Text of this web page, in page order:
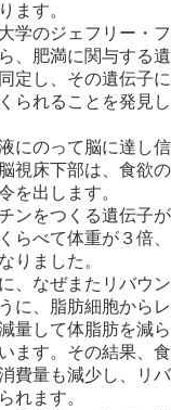
ます。
学のジェフリー・フ
、肥満に関与する遺
定し、その遺伝子に
られることを発見し
にのって脳に達し信
視床下部は、食欲の
を出します。
ンをつくる遺伝子が
らべて体重が３倍、
りました。
、なぜまたリバウン
に、脂肪細胞からレ
量して体脂肪を減ら
ます。その結果、食
費量も減少し、リバ
れます。